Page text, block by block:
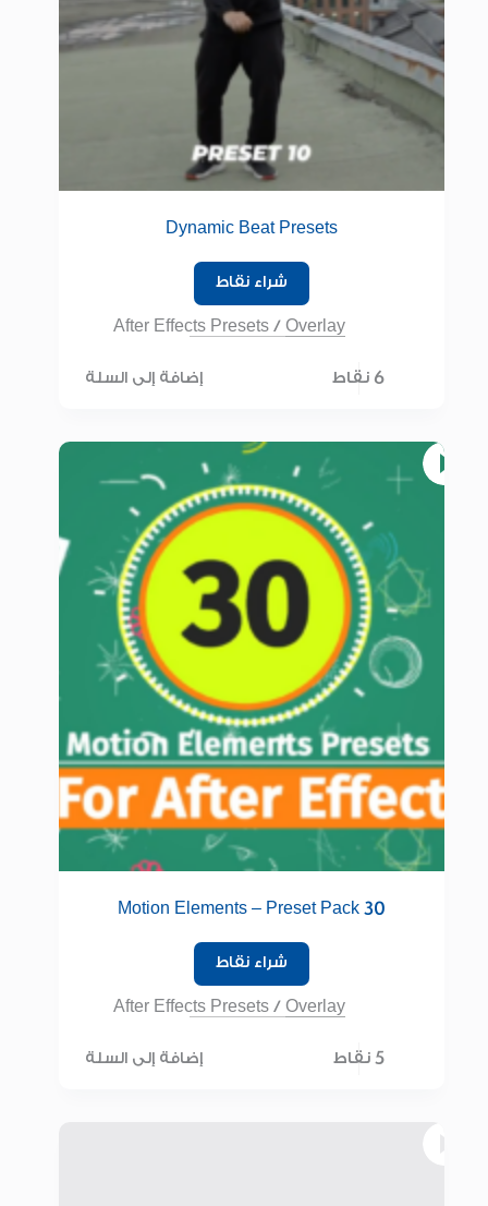
Dynamic Beat Presets
شراء نقاط
After Effects Presets /Overlay
6 نقاط إضافة إلى السلة
30 Motion Elements – Preset Pack
شراء نقاط
After Effects Presets /Overlay
5 نقاط إضافة إلى السلة